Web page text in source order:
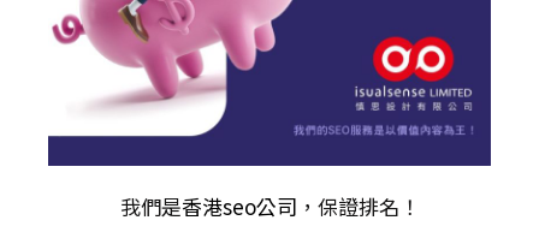
我們是香港seo公司 ，保證排名！